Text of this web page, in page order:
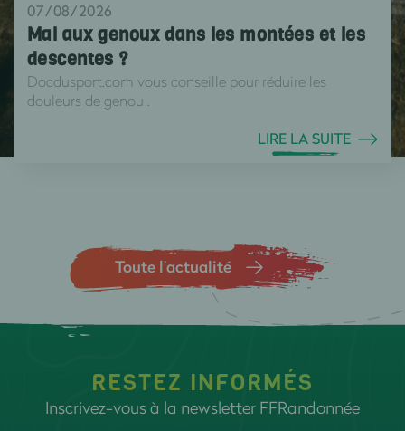
07/08/2026
Mal aux genoux dans les montées et les
descentes ?
Docdusport.com vous conseille pour réduire les
douleurs de genou .
LIRE LA SUITE
Toute l’actualité
RESTEZ INFORMÉS
Inscrivez-vous à la newsletter FFRandonnée